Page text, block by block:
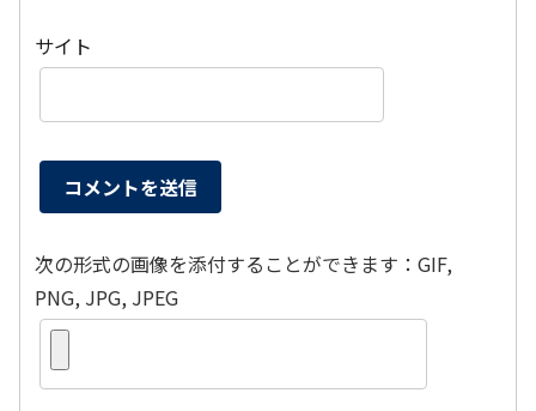
サイト
次の形式の画像を添付することができます：GIF,
PNG, JPG, JPEG